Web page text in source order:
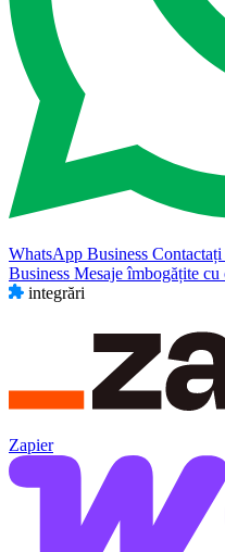
WhatsApp Business
Business Mesaje îmbogățite
integrări
Zapier